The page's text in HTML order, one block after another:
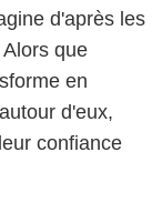
d'après les
que
en
d'eux,
confiance